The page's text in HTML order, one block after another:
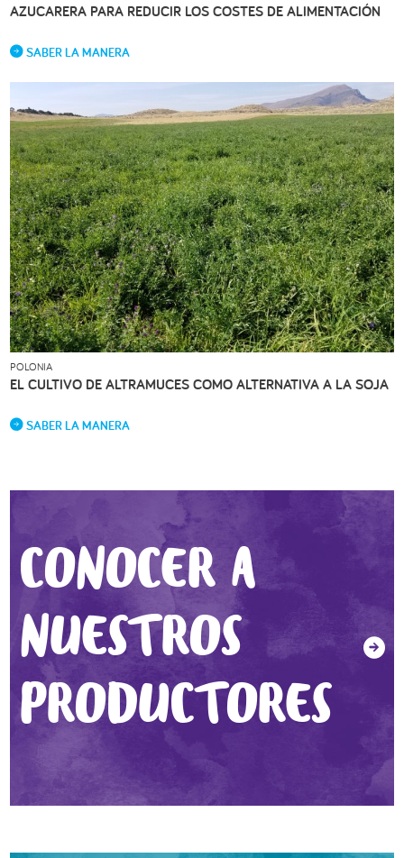
AZUCARERA PARA REDUCIR LOS COSTES DE ALIMENTACIÓN
SABER LA MANERA
POLONIA
EL CULTIVO DE ALTRAMUCES COMO ALTERNATIVA A LA SOJA
SABER LA MANERA
CONOCER A
NUESTROS
PRODUCTORES